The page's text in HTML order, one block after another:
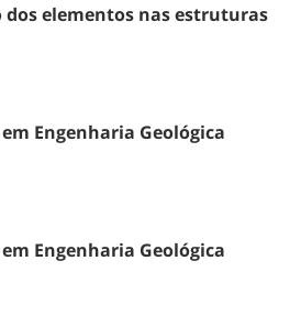
elementos nas estruturas
Engenharia Geológica
Engenharia Geológica